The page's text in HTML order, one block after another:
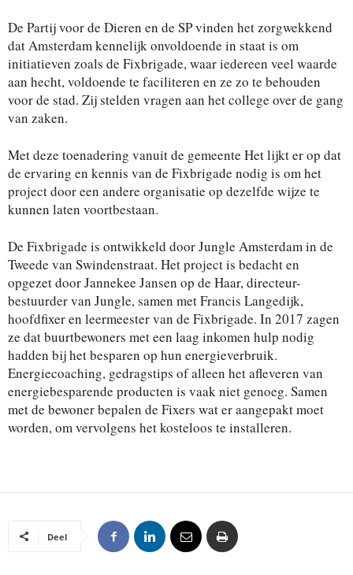
De Partij voor de Dieren en de SP vinden het zorgwekkend
dat Amsterdam kennelijk onvoldoende in staat is om
initiatieven zoals de Fixbrigade, waar iedereen veel waarde
aan hecht, voldoende te faciliteren en ze zo te behouden
voor de stad. Zij stelden vragen aan het college over de gang
van zaken.
Met deze toenadering vanuit de gemeente Het lijkt er op dat
de ervaring en kennis van de Fixbrigade nodig is om het
project door een andere organisatie op dezelfde wijze te
kunnen laten voortbestaan.
De Fixbrigade is ontwikkeld door Jungle Amsterdam in de
Tweede van Swindenstraat. Het project is bedacht en
opgezet door Jannekee Jansen op de Haar, directeur-
bestuurder van Jungle, samen met Francis Langedijk,
hoofdfixer en leermeester van de Fixbrigade. In 2017 zagen
ze dat buurtbewoners met een laag inkomen hulp nodig
hadden bij het besparen op hun energieverbruik.
Energiecoaching, gedragstips of alleen het afleveren van
energiebesparende producten is vaak niet genoeg. Samen
met de bewoner bepalen de Fixers wat er aangepakt moet
worden, om vervolgens het kosteloos te installeren.
Deel